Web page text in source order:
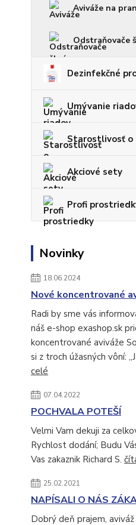
Aviváže na
Odstraňovače
Dezinfekčné
Umývanie
Starostlivosť
Akciové sety
Profi
Novinky
18.06.2024
Nové koncentrované
Radi by sme vás
náš e-shop exashop.sk
koncentrované aviváže
si z troch úžasných vôní:
celé
07.04.2022
POCHVALA POTEŠÍ
Velmi Vam dekuji za
Rychlost dodání; Budu
Vas zakaznik Richard S.
25.02.2021
NAPÍSALI O NÁS
Dobrý deň prajem, aviváž